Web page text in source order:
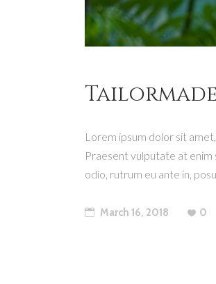
Lorem ipsum dolor sit
Praesent vulputate at enim
odio, rutrum eu ante in,
March 16, 2018 0